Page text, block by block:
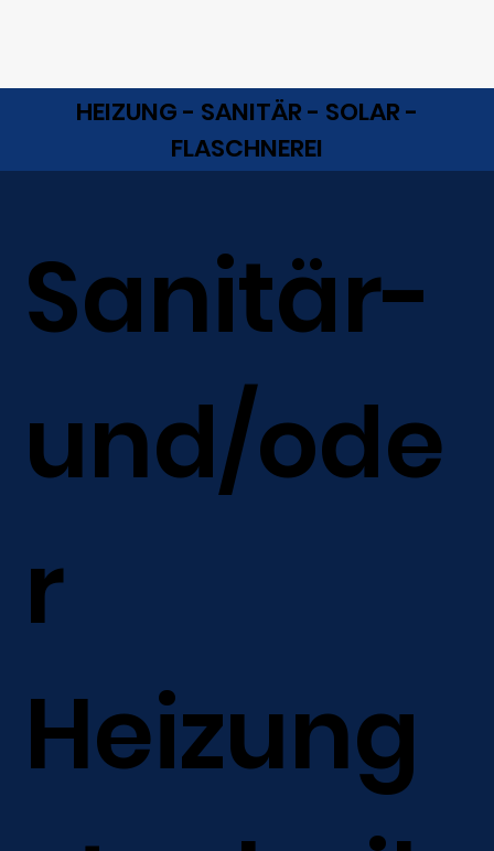
Sanitär-
und/ode
r
Heizung
HEIZUNG - SANITÄR - SOLAR -
FLASCHNEREI